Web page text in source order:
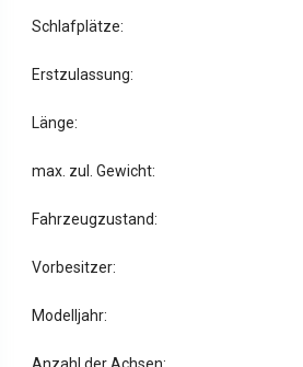
Schlafplätze:
Erstzulassung:
Länge:
max. zul. Gewicht:
Fahrzeugzustand:
Vorbesitzer:
Modelljahr:
Anzahl der Achsen: